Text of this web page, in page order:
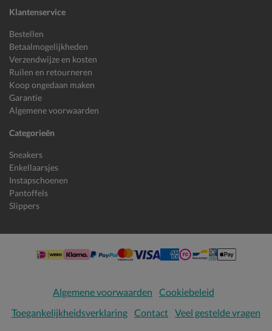
Klantenservice
Bestellen
Betaalmogelijkheden
Verzendwijze en kosten
Ruilen en retourneren
Koop ongedaan maken
Garantie
Algemene voorwaarden
Categorieën
Sneakers
Enkellaarsjes
Instapschoenen
Pantoffels
Slippers
Algemene voorwaarden
Cookiebeleid
Toegankelijkheidsverklaring Contact Veel gestelde vragen